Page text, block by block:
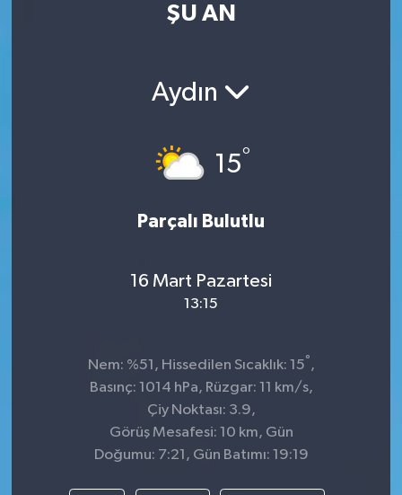
ŞU AN
Aydın
15°
Parçalı Bulutlu
16 Mart Pazartesi
13:15
Nem: %51, Hissedilen Sıcaklık: 15° ,
Basınç: 1014 hPa, Rüzgar: 11 km/s,
Çiy Noktası: 3.9,
Görüş Mesafesi: 10 km, Gün
Doğumu: 7:21, Gün Batımı: 19:19